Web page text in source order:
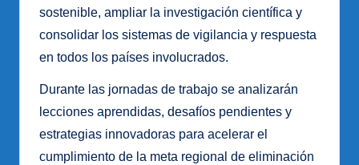
sostenible, ampliar la investigación científica y
consolidar los sistemas de vigilancia y respuesta
en todos los países involucrados.
Durante las jornadas de trabajo se analizarán
lecciones aprendidas, desafíos pendientes y
estrategias innovadoras para acelerar el
cumplimiento de la meta regional de eliminación